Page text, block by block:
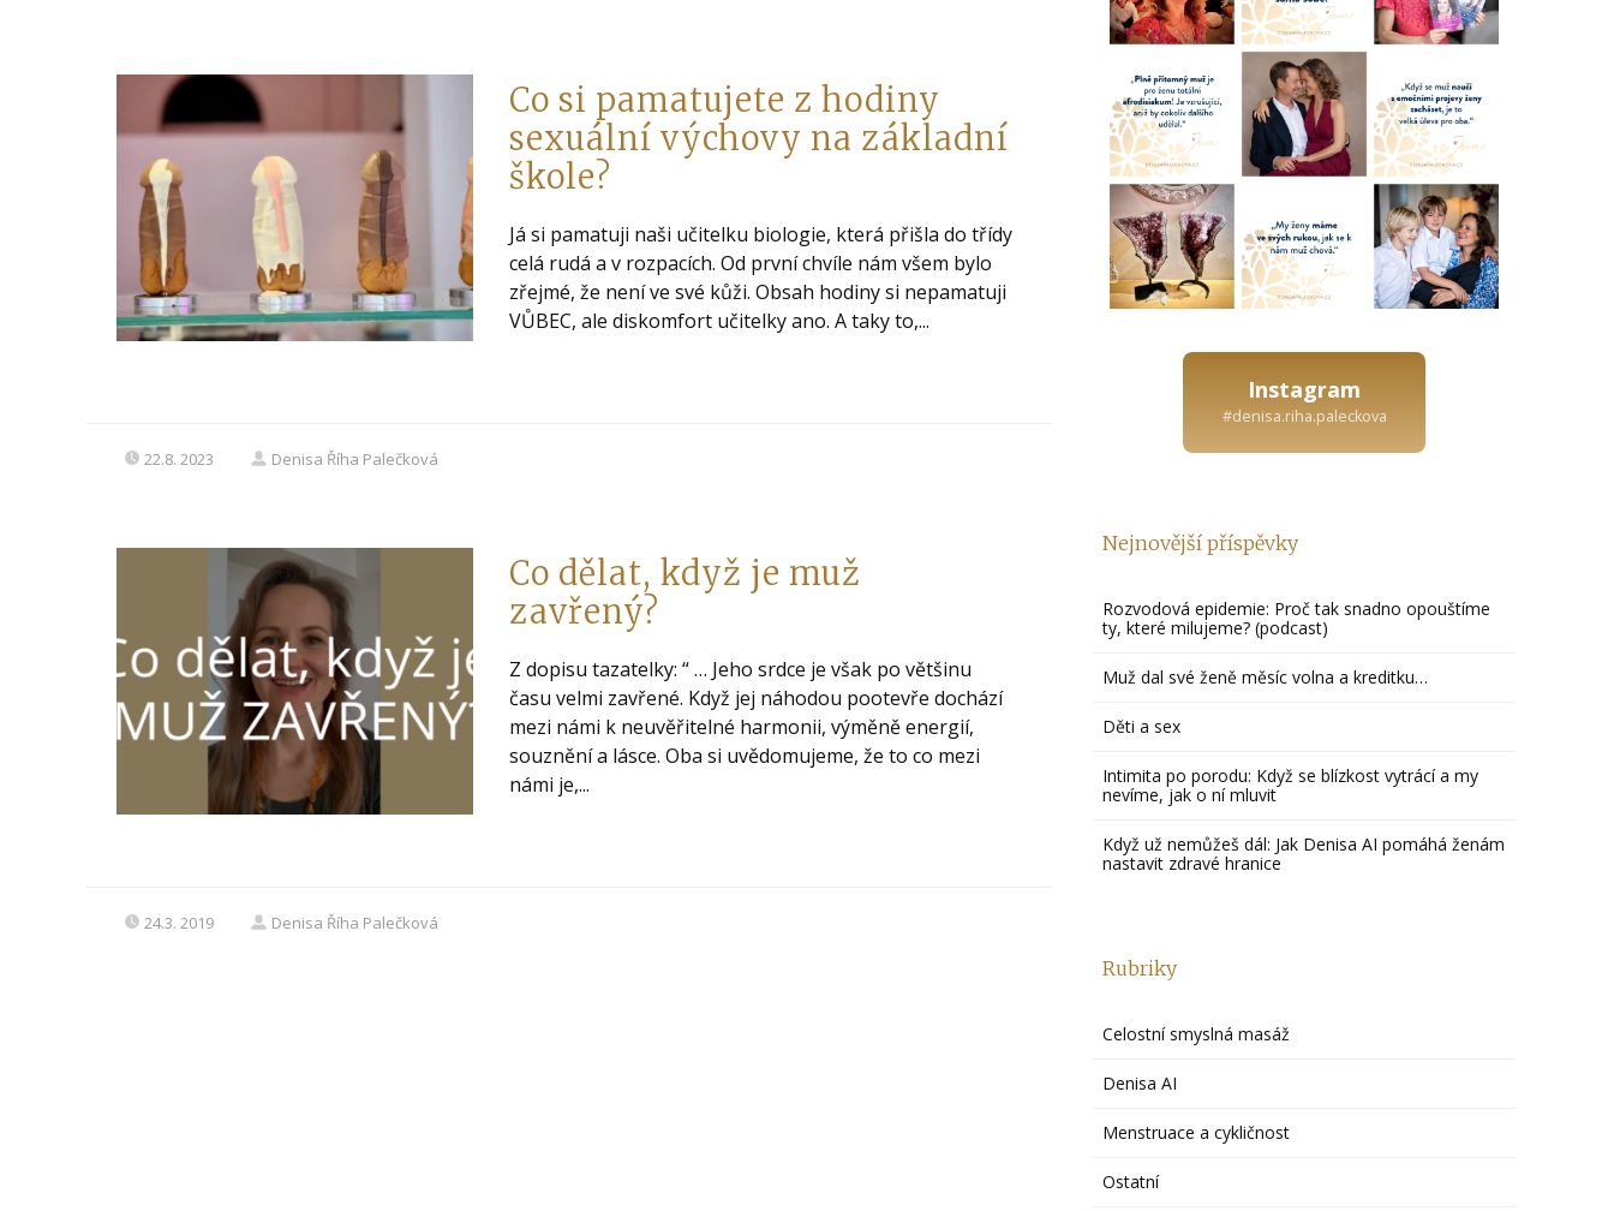
Co si pamatujete z hodiny
sexuální výchovy na základní
škole?
Já si pamatuji naši učitelku biologie, která přišla do třídy
celá rudá a v rozpacích. Od první chvíle nám všem bylo
zřejmé, že není ve své kůži. Obsah hodiny si nepamatuji
VŮBEC, ale diskomfort učitelky ano. A taky to,...
22.8. 2023 Denisa Říha Palečková
Co dělat, když je muž
zavřený?
Z dopisu tazatelky: “ … Jeho srdce je však po většinu
času velmi zavřené. Když jej náhodou pootevře dochází
mezi námi k neuvěřitelné harmonii, výměně energií,
souznění a lásce. Oba si uvědomujeme, že to co mezi
námi je,...
24.3. 2019 Denisa Říha Palečková
Instagram
#denisa.riha.paleckova
Nejnovější příspěvky
Rozvodová epidemie: Proč tak snadno opouštíme
ty, které milujeme? (podcast)
Muž dal své ženě měsíc volna a kreditku…
Děti a sex
Intimita po porodu: Když se blízkost vytrácí a my
nevíme, jak o ní mluvit
Když už nemůžeš dál: Jak Denisa AI pomáhá ženám
nastavit zdravé hranice
Rubriky
Celostní smyslná masáž
Denisa AI
Menstruace a cykličnost
Ostatní